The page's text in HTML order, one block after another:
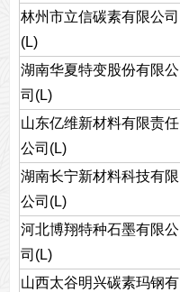
林州市立信碳素有限公司
(L)
湖南华夏特变股份有限公
司(L)
山东亿维新材料有限责任
公司(L)
湖南长宁新材料科技有限
公司(L)
河北博翔特种石墨有限公
司(L)
山西太谷明兴碳素玛钢有